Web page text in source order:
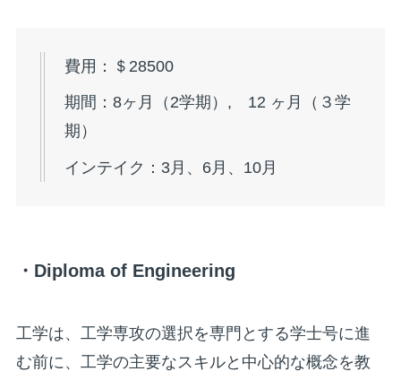
費用：＄28500
期間：8ヶ月（2学期）, 12 ヶ月（３学
期）
インテイク：3月、6月、10月
・Diploma of Engineering
工学は、工学専攻の選択を専門とする学士号に進
む前に、工学の主要なスキルと中心的な概念を教